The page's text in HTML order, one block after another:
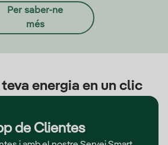
Per saber-ne
més
energia en un clic
de Clientes